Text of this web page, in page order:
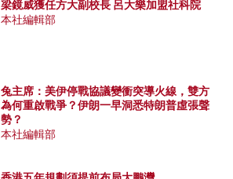
梁鏡威獲任方大副校長 呂大樂加盟社科院
本社編輯部
兔主席：美伊停戰協議變衝突導火線，雙方
為何重啟戰爭？伊朗一早洞悉特朗普虛張聲
勢？
本社編輯部